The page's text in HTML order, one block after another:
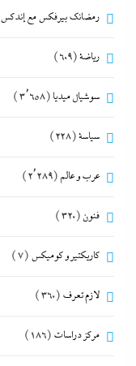
رمضانك بيرفكس مع إندكس
رياضة(609)
سوشيال ميديا (3٬658)
سياسة(228)
عرب و عالم (2٬289)
فنون (320)
كاريكتير و كوميكس (7)
لازم تعرف (360)
مركز دراسات (186)